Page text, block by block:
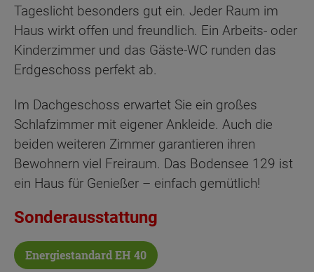
Tageslicht besonders gut ein. Jeder Raum im
Haus wirkt offen und freundlich. Ein Arbeits- oder
Kinderzimmer und das Gäste-WC runden das
Erdgeschoss perfekt ab.
Im Dachgeschoss erwartet Sie ein großes
Schlafzimmer mit eigener Ankleide. Auch die
beiden weiteren Zimmer garantieren ihren
Bewohnern viel Freiraum. Das Bodensee 129 ist
ein Haus für Genießer – einfach gemütlich!
Sonderausstattung
Energiestandard EH 40